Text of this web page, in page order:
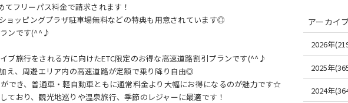
フリーパス料金で請求されます！
ョッピングプラザ駐車場無料などの特典も用意されています◎
ンです(^^♪
ブ旅行をされる方に向けたETC限定のお得な高速道路割引プランです(^^♪
え、周遊エリア内の高速道路が定額で乗り降り自由◎
でき、普通車・軽自動車ともに通常料金より大幅にお得になるのが魅力です☆
おり、観光地巡りや温泉旅行、季節のレジャーに最適です！
アーカイ
2026年
2025年
2024年